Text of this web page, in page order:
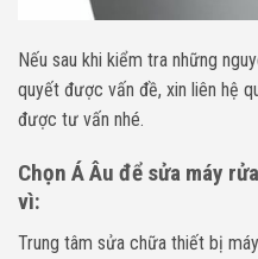
Nếu sau khi kiểm tra những
quyết được vấn đề, xin liên hệ
được tư vấn nhé.
Chọn Á Âu để sửa máy
vì:
Trung tâm sửa chữa thiết bị